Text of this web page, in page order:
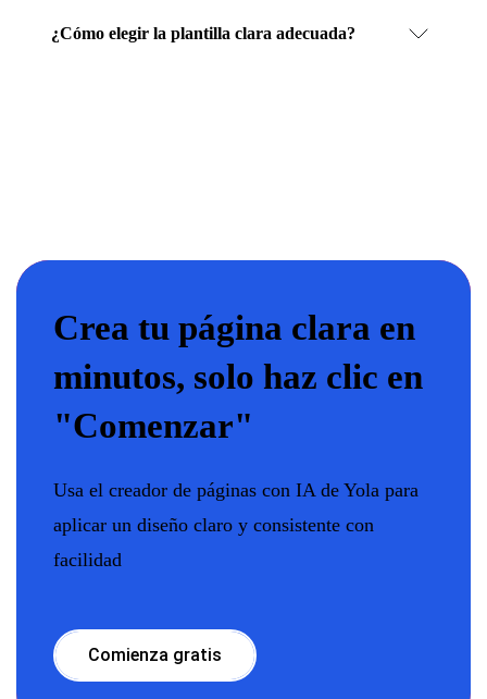
¿Cómo elegir la plantilla clara adecuada?
Crea tu página clara en
minutos, solo haz clic en
"Comenzar"
Usa el creador de páginas con IA de Yola para
aplicar un diseño claro y consistente con
facilidad
Comienza gratis